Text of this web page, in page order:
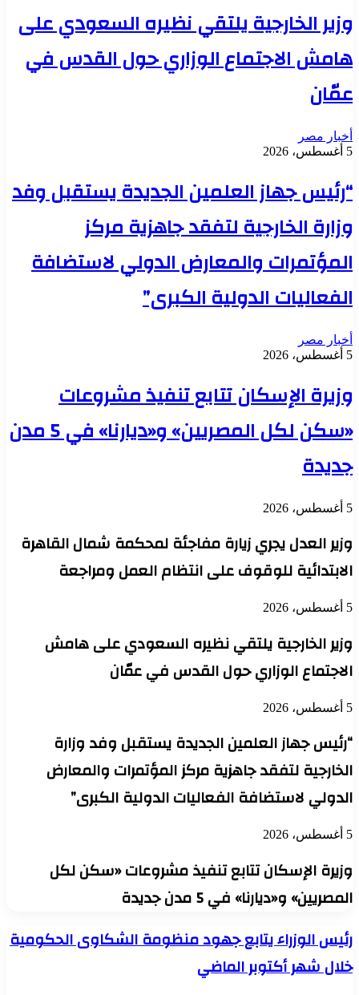
وزير الخارجية يلتقي نظيره السعودي على
هامش الاجتماع الوزاري حول القدس في
عمّان
أخبار مصر
5 أغسطس، 2026
“رئيس جهاز العلمين الجديدة يستقبل وفد
وزارة الخارجية لتفقد جاهزية مركز
المؤتمرات والمعارض الدولي لاستضافة
الفعاليات الدولية الكبرى”
أخبار مصر
5 أغسطس، 2026
وزيرة الإسكان تتابع تنفيذ مشروعات
«سكن لكل المصريين» و«ديارنا» في 5 مدن
جديدة
5 أغسطس، 2026
وزير العدل يجري زيارة مفاجئة لمحكمة شمال القاهرة
الابتدائية للوقوف على انتظام العمل ومراجعة
5 أغسطس، 2026
وزير الخارجية يلتقي نظيره السعودي على هامش
الاجتماع الوزاري حول القدس في عمّان
5 أغسطس، 2026
“رئيس جهاز العلمين الجديدة يستقبل وفد وزارة
الخارجية لتفقد جاهزية مركز المؤتمرات والمعارض
الدولي لاستضافة الفعاليات الدولية الكبرى”
5 أغسطس، 2026
وزيرة الإسكان تتابع تنفيذ مشروعات «سكن لكل
المصريين» و«ديارنا» في 5 مدن جديدة
رئيس
الوزراء
يتابع
جهود
رئيس الوزراء يتابع جهود منظومة الشكاوى الحكومية
خلال شهر أكتوبر الماضي